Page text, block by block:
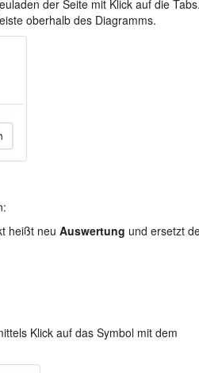
der Seite mit Klick auf die
oberhalb des Diagramms.
heißt neu Auswertung und ersetzt
Klick auf das Symbol mit dem